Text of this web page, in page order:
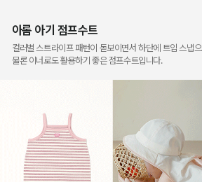
아롬 아기 점프수트
컬러별 스트라이프 패턴이 돋보이면서 하단에 트임 스냅
물론 이너로도 활용하기 좋은 점프수트입니다.